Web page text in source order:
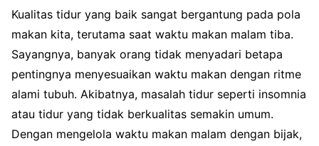
Kualitas tidur yang baik sangat bergantung pada pola
makan kita, terutama saat waktu makan malam tiba.
Sayangnya, banyak orang tidak menyadari betapa
pentingnya menyesuaikan waktu makan dengan ritme
alami tubuh. Akibatnya, masalah tidur seperti insomnia
atau tidur yang tidak berkualitas semakin umum.
Dengan mengelola waktu makan malam dengan bijak,